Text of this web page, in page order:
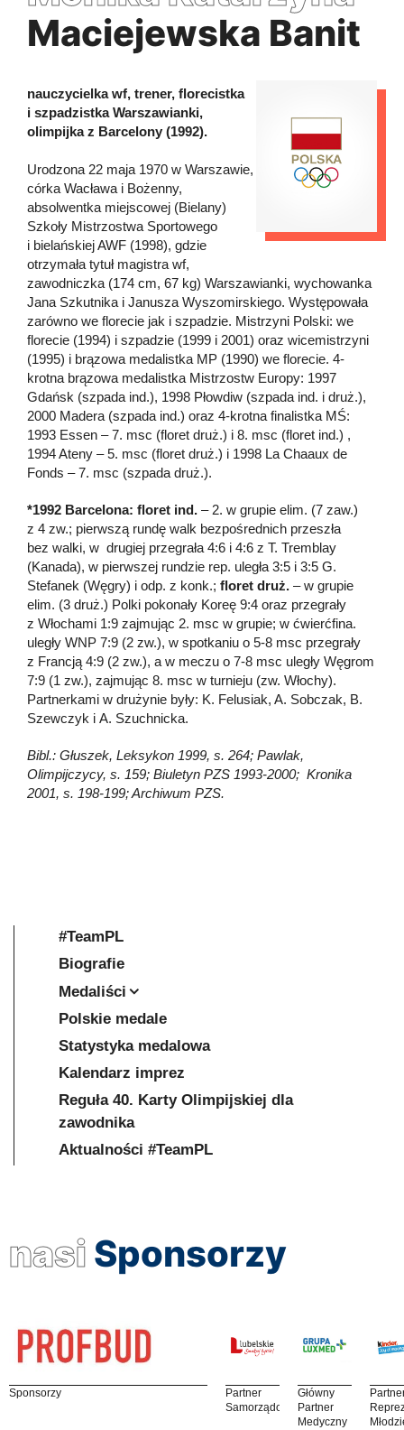
Maciejewska Banit
nauczycielka wf, trener, florecistka
i szpadzistka Warszawianki,
olimpijka z Barcelony (1992).
Urodzona 22 maja 1970 w Warszawie,
córka Wacława i Bożenny,
absolwentka miejscowej (Bielany)
Szkoły Mistrzostwa Sportowego
i bielańskiej AWF (1998), gdzie
otrzymała tytuł magistra wf,
zawodniczka (174 cm, 67 kg) Warszawianki, wychowanka
Jana Szkutnika i Janusza Wyszomirskiego. Występowała
zarówno we florecie jak i szpadzie. Mistrzyni Polski: we
florecie (1994) i szpadzie (1999 i 2001) oraz wicemistrzyni
(1995) i brązowa medalistka MP (1990) we florecie. 4-
krotna brązowa medalistka Mistrzostw Europy: 1997
Gdańsk (szpada ind.), 1998 Płowdiw (szpada ind. i druż.),
2000 Madera (szpada ind.) oraz 4-krotna finalistka MŚ:
1993 Essen – 7. msc (floret druż.) i 8. msc (floret ind.) ,
1994 Ateny – 5. msc (floret druż.) i 1998 La Chaaux de
Fonds – 7. msc (szpada druż.).
*1992 Barcelona: floret ind. – 2. w grupie elim. (7 zaw.)
z 4 zw.; pierwszą rundę walk bezpośrednich przeszła
bez walki, w drugiej przegrała 4:6 i 4:6 z T. Tremblay
(Kanada), w pierwszej rundzie rep. uległa 3:5 i 3:5 G.
Stefanek (Węgry) i odp. z konk.; floret druż. – w grupie
elim. (3 druż.) Polki pokonały Koreę 9:4 oraz przegrały
z Włochami 1:9 zajmując 2. msc w grupie; w ćwierćfina.
uległy WNP 7:9 (2 zw.), w spotkaniu o 5-8 msc przegrały
z Francją 4:9 (2 zw.), a w meczu o 7-8 msc uległy Węgrom
7:9 (1 zw.), zajmując 8. msc w turnieju (zw. Włochy).
Partnerkami w drużynie były: K. Felusiak, A. Sobczak, B.
Szewczyk i A. Szuchnicka.
Bibl.: Głuszek, Leksykon 1999, s. 264; Pawlak,
Olimpijczycy, s. 159; Biuletyn PZS 1993-2000; Kronika
2001, s. 198-199; Archiwum PZS.
#TeamPL
Biografie
Medaliści
Polskie medale
Statystyka medalowa
Kalendarz imprez
Reguła 40. Karty Olimpijskiej dla
zawodnika
Aktualności #TeamPL
nasi Sponsorzy
Sponsorzy
Partner
Samorządowy
Główny
Partner
Medyczny